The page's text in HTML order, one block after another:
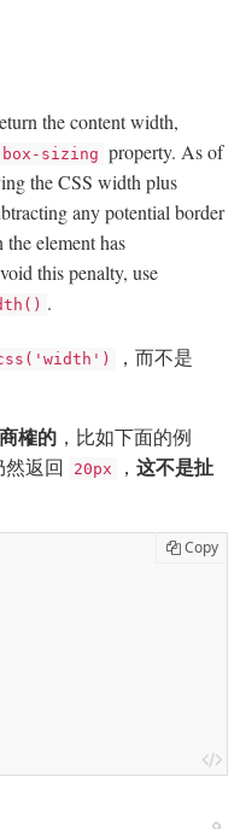
the content width,
box-sizing property. As of
the CSS width plus
any potential border
element has
this penalty, use
.
，而不是
榷的 ，比如下面的例
然返回 20px ， 这不是扯
Copy